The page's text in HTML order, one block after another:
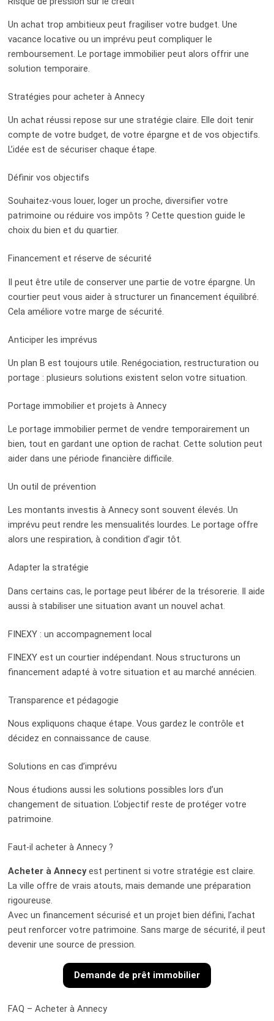
Un achat trop ambitieux peut fragiliser votre budget. Une
vacance locative ou un imprévu peut compliquer le
remboursement. Le portage immobilier peut alors offrir une
solution temporaire.
Stratégies pour acheter à Annecy
Un achat réussi repose sur une stratégie claire. Elle doit tenir
compte de votre budget, de votre épargne et de vos objectifs.
L’idée est de sécuriser chaque étape.
Définir vos objectifs
Souhaitez-vous louer, loger un proche, diversifier votre
patrimoine ou réduire vos impôts ? Cette question guide le
choix du bien et du quartier.
Financement et réserve de sécurité
Il peut être utile de conserver une partie de votre épargne. Un
courtier peut vous aider à structurer un financement équilibré.
Cela améliore votre marge de sécurité.
Anticiper les imprévus
Un plan B est toujours utile. Renégociation, restructuration ou
portage : plusieurs solutions existent selon votre situation.
Portage immobilier et projets à Annecy
Le portage immobilier permet de vendre temporairement un
bien, tout en gardant une option de rachat. Cette solution peut
aider dans une période financière difficile.
Un outil de prévention
Les montants investis à Annecy sont souvent élevés. Un
imprévu peut rendre les mensualités lourdes. Le portage offre
alors une respiration, à condition d’agir tôt.
Adapter la stratégie
Dans certains cas, le portage peut libérer de la trésorerie. Il aide
aussi à stabiliser une situation avant un nouvel achat.
FINEXY : un accompagnement local
FINEXY est un courtier indépendant. Nous structurons un
financement adapté à votre situation et au marché annécien.
Transparence et pédagogie
Nous expliquons chaque étape. Vous gardez le contrôle et
décidez en connaissance de cause.
Solutions en cas d’imprévu
Nous étudions aussi les solutions possibles lors d’un
changement de situation. L’objectif reste de protéger votre
patrimoine.
Faut-il acheter à Annecy ?
Acheter à Annecyest pertinent si votre stratégie est claire.
La ville offre de vrais atouts, mais demande une préparation
rigoureuse.
Avec un financement sécurisé et un projet bien défini, l’achat
peut renforcer votre patrimoine. Sans marge de sécurité, il peut
devenir une source de pression.
Demande de prêt immobilier
FAQ – Acheter à Annecy